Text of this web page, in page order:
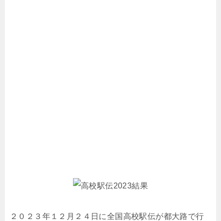
２０２３年１２月２４日に全国高校駅伝が都大路で行